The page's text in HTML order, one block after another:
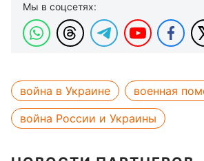
Мы в соцсетях:
война в Украине
военная
война России и Украины